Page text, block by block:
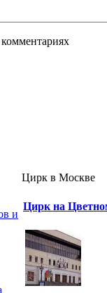
и
Цирк в Москве
Цирк на